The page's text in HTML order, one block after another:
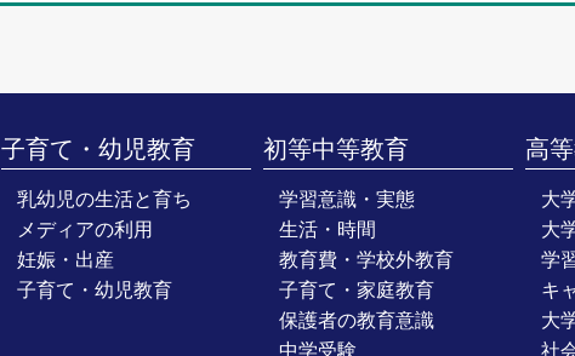
子育て・幼児教育
乳幼児の生活と育ち
メディアの利用
妊娠・出産
子育て・幼児教育
初等中等教育
学習意識・実態
生活・時間
教育費・学校外教育
子育て・家庭教育
保護者の教育意識
中学受験
高
大
大
学
キ
大
社